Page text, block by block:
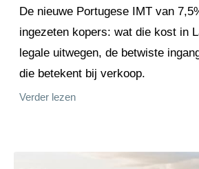
De nieuwe Portugese IMT van
ingezeten kopers: wat die kost in
legale uitwegen, de betwiste
die betekent bij verkoop.
Verder lezen